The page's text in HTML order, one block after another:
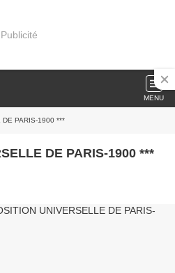
Publicité
MENU
DE PARIS-1900 ***
EXPOSITION UNIVERSELLE DE PARIS-1900 ***